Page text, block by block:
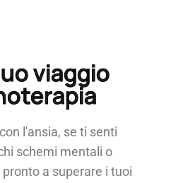
viaggio
l'ansia, se ti senti
schemi mentali o
a superare i tuoi